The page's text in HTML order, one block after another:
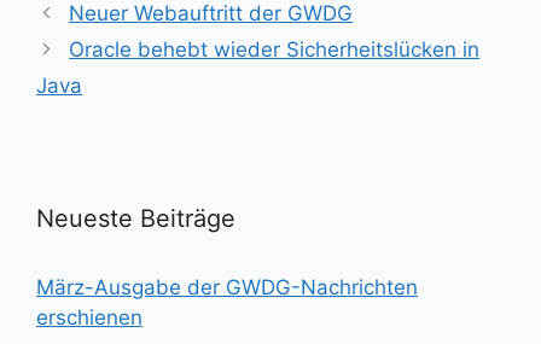
Neuer Webauftritt der GWDG
Oracle behebt wieder Sicherheitslücken in
Java
Neueste Beiträge
März-Ausgabe der GWDG-Nachrichten
erschienen